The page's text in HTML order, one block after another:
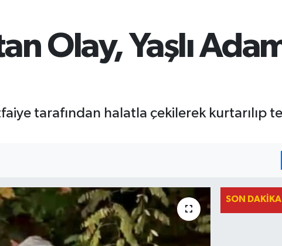
Olay, Yaşlı
tarafından halatla çekilerek kurtarılıp
SON DAKIKA